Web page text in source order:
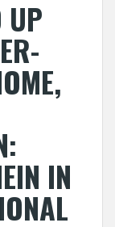
UP
IN